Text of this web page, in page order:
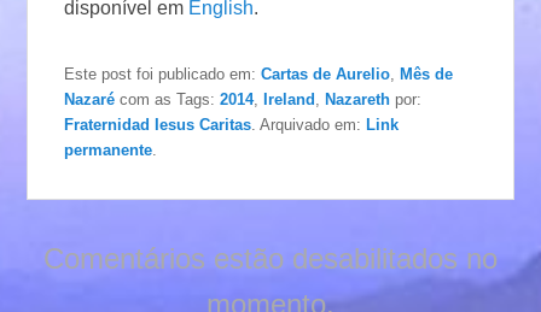
disponível em English.
Este post foi publicado em:Cartas de Aurelio ,Mês de
Nazaré com as Tags:2014,Ireland ,Nazareth por:
Fraternidad Iesus Caritas . Arquivado em:Link
permanente
Comentários estão desabilitados no
momento.